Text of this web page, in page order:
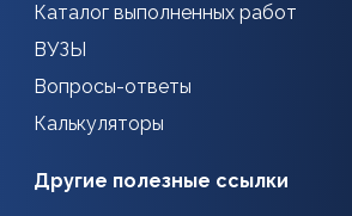
Каталог выполненных работ
ВУЗЫ
Вопросы-ответы
Калькуляторы
Другие полезные ссылки